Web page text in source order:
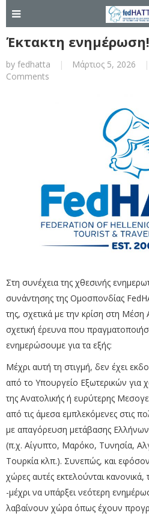
Έκτακτη ενημέρωση!
by fedhatta | Μάρτιος 5, 2026 |
Comments
Στη συνέχεια της χθεσινής
συνάντησης της Ομοσπονδίας
της, σχετικά με την κρίση στη Μέση
σχετική έρευνα που
ενημερώσουμε για τα εξής:
Μέχρι αυτή τη στιγμή, δεν έχει
από το Υπουργείο Εξωτερικών για
της Ανατολικής ή ευρύτερης
από τις άμεσα εμπλεκόμενες στις
με απαγόρευση μετάβασης
(π.χ. Αίγυπτο, Μαρόκο, Τυνησία,
Τουρκία κλπ.). Συνεπώς, και εφόσον
χώρες αυτές εκτελούνται κανονικά,
-μέχρι να υπάρξει νεότερη
λαβαίνουν χώρα όπως έχουν